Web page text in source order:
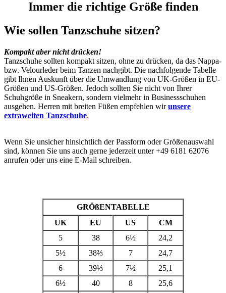
Immer die richtige Größe finden
Wie sollen Tanzschuhe sitzen?
Kompakt aber nicht drücken!
Tanzschuhe sollten kompakt sitzen, ohne zu drücken, da das Nappa-
bzw. Velourleder beim Tanzen nachgibt. Die nachfolgende Tabelle
gibt Ihnen Auskunft über die Umwandlung von UK-Größen in EU-
Größen und US-Größen. Jedoch sollten Sie nicht von Ihrer
Schuhgröße in Sneakern, sondern vielmehr in Businessschuhen
ausgehen. Herren mit breiten Füßen empfehlen wirunsere
extraweiten Tanzschuhe.
Wenn Sie unsicher hinsichtlich der Passform oder Größenauswahl
sind, können Sie uns auch gerne jederzeit unter +49 6181 62076
anrufen oder uns eine E-Mail schreiben.
GRÖßENTABELLE
UK
EU US
CM
5
38 6½
24,2
5½
38⅔ 7
24,7
6
39⅓ 7½
25,1
6½
40 8
25,6